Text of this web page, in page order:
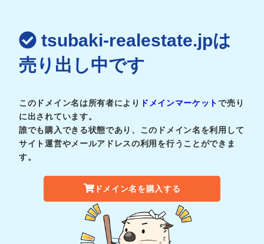
tsubaki-realestate.jpは
売り出し中です
このドメイン名は所有者により ドメインマーケットで売り
に出されています。
誰でも購入できる状態であり、このドメイン名を利用して
サイト運営やメールアドレスの利用を行うことができま
す。
ドメイン名を購入する